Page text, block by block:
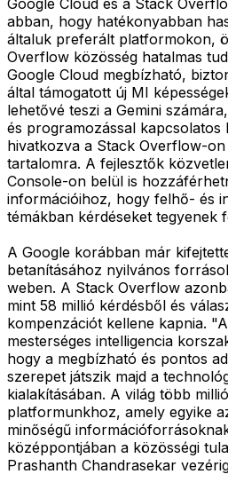
abban, hogy hatékonyabban
általuk preferált platformokon,
Overflow közösség hatalmas
Google Cloud megbízható,
által támogatott új MI
lehetővé teszi a Gemini
és programozással kapcsolatos
hivatkozva a Stack Overflow-
tartalomra. A fejlesztők
Console-on belül is
információihoz, hogy felhő- és
témákban kérdéseket tegyenek
A Google korábban már
betanításához nyilvános
weben. A Stack Overflow
mint 58 millió kérdésből és
kompenzációt kellene kapnia.
mesterséges intelligencia
hogy a megbízható és pontos
szerepet játszik majd a
kialakításában. A világ több
platformunkhoz, amely egyike
minőségű
középpontjában a közösségi
Prashanth Chandrasekar